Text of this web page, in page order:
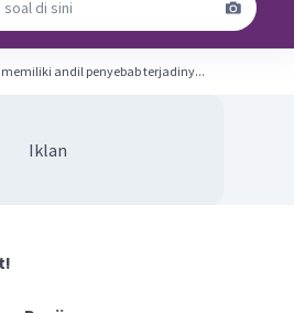
andil penyebab terjadiny...
Iklan